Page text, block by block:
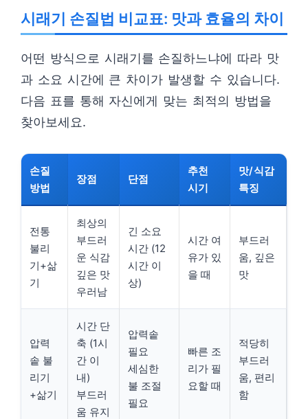
시래기 손질법 비교표: 맛과 효율의 차이
어떤 방식으로 시래기를 손질하느냐에 따라 맛
과 소요 시간에 큰 차이가 발생할 수 있습니다.
다음 표를 통해 자신에게 맞는 최적의 방법을
찾아보세요.
손질
방법
장점 단점
추천
시기
맛/식감
특징
전통
불리
기+삶
기
최상의
부드러
운 식감
깊은 맛
우러남
긴 소요
시간 (12
시간 이
상)
시간 여
유가 있
을 때
부드러
움, 깊은
맛
압력
솥 불
리기
+삶기
시간 단
축 (1시
간 이
내)
부드러
움 유지
압력솥
필요
세심한
불 조절
필요
빠른 조
리가 필
요할 때
적당히
부드러
움, 편리
함